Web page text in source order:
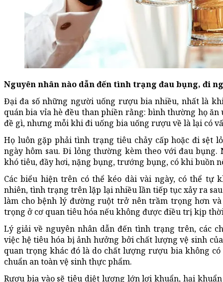
Nguyên nhân nào dẫn đến tình trạng đau bụng, đi
Đại đa số những người uống rượu bia nhiều, nhất là
quán bia vỉa hè đều than phiền rằng: bình thường họ
đề gì, nhưng mỗi khi đi uống bia uống rượu về là lại có
Họ luôn gặp phải tình trạng tiêu chảy cấp hoặc đi sệt
ngày hôm sau. Đi lỏng thường kèm theo với đau bụng.
khó tiêu, đầy hơi, nặng bụng, trướng bụng, có khi buồn
Các biểu hiện trên có thể kéo dài vài ngày, có thể tự
nhiên, tình trạng trên lặp lại nhiều lần tiếp tục xảy ra
làm cho bệnh lý đường ruột trở nên trầm trọng hơn
trọng ở cơ quan tiêu hóa nếu không được điều trị kịp
Lý giải về nguyên nhân dẫn đến tình trạng trên, các
việc hệ tiêu hóa bị ảnh hưởng bởi chất lượng vệ sinh
quan trọng khác đó là do chất lượng rượu bia không
chuẩn an toàn vệ sinh thực phẩm.
Rượu bia vào sẽ tiêu diệt lượng lớn lợi khuẩn, hại